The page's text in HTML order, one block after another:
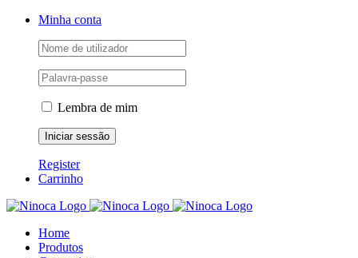
Skip
Facebook
Instagram
YouTubeMinha conta
Lembra de mim
Register
Carrinho
Home
Produtos